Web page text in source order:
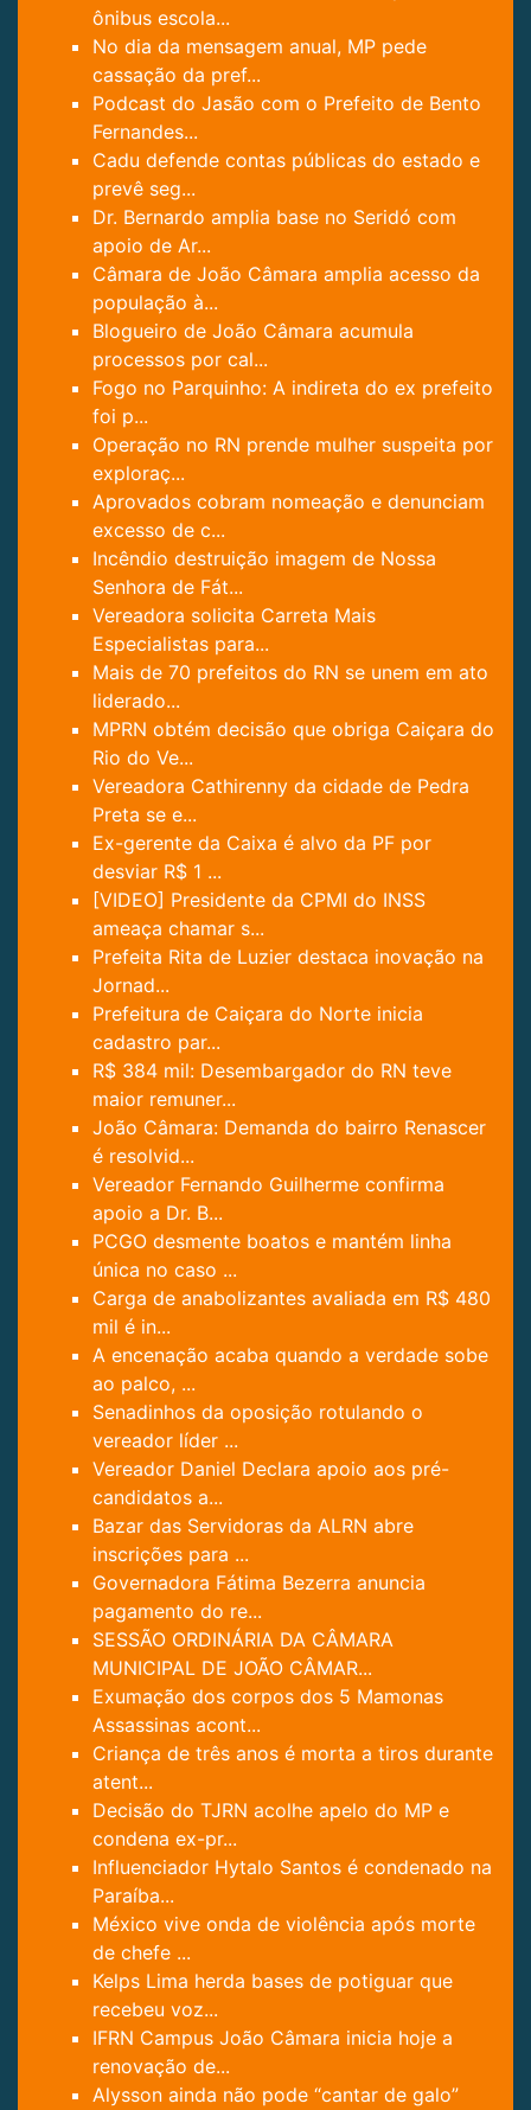
ônibus escola...
No dia da mensagem anual, MP pede
cassação da pref...
Podcast do Jasão com o Prefeito de Bento
Fernandes...
Cadu defende contas públicas do estado e
prevê seg...
Dr. Bernardo amplia base no Seridó com
apoio de Ar...
Câmara de João Câmara amplia acesso da
população à...
Blogueiro de João Câmara acumula
processos por cal...
Fogo no Parquinho: A indireta do ex prefeito
foi p...
Operação no RN prende mulher suspeita por
exploraç...
Aprovados cobram nomeação e denunciam
excesso de c...
Incêndio destruição imagem de Nossa
Senhora de Fát...
Vereadora solicita Carreta Mais
Especialistas para...
Mais de 70 prefeitos do RN se unem em ato
liderado...
MPRN obtém decisão que obriga Caiçara do
Rio do Ve...
Vereadora Cathirenny da cidade de Pedra
Preta se e...
Ex-gerente da Caixa é alvo da PF por
desviar R$ 1 ...
[VIDEO] Presidente da CPMI do INSS
ameaça chamar s...
Prefeita Rita de Luzier destaca inovação na
Jornad...
Prefeitura de Caiçara do Norte inicia
cadastro par...
R$ 384 mil: Desembargador do RN teve
maior remuner...
João Câmara: Demanda do bairro Renascer
é resolvid...
Vereador Fernando Guilherme confirma
apoio a Dr. B...
PCGO desmente boatos e mantém linha
única no caso ...
Carga de anabolizantes avaliada em R$ 480
mil é in...
A encenação acaba quando a verdade sobe
ao palco, ...
Senadinhos da oposição rotulando o
vereador líder ...
Vereador Daniel Declara apoio aos pré-
candidatos a...
Bazar das Servidoras da ALRN abre
inscrições para ...
Governadora Fátima Bezerra anuncia
pagamento do re...
SESSÃO ORDINÁRIA DA CÂMARA
MUNICIPAL DE JOÃO CÂMAR...
Exumação dos corpos dos 5 Mamonas
Assassinas acont...
Criança de três anos é morta a tiros durante
atent...
Decisão do TJRN acolhe apelo do MP e
condena ex-pr...
Influenciador Hytalo Santos é condenado na
Paraíba...
México vive onda de violência após morte
de chefe ...
Kelps Lima herda bases de potiguar que
recebeu voz...
IFRN Campus João Câmara inicia hoje a
renovação de...
Alysson ainda não pode “cantar de galo”